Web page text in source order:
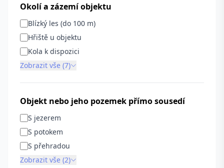
Okolí a zázemí objektu
Blízký les (do 100 m)
Hřiště u objektu
Kola k dispozici
Zobrazit vše (7)
Objekt nebo jeho pozemek přímo sousedí
S jezerem
S potokem
S přehradou
Zobrazit vše (2)